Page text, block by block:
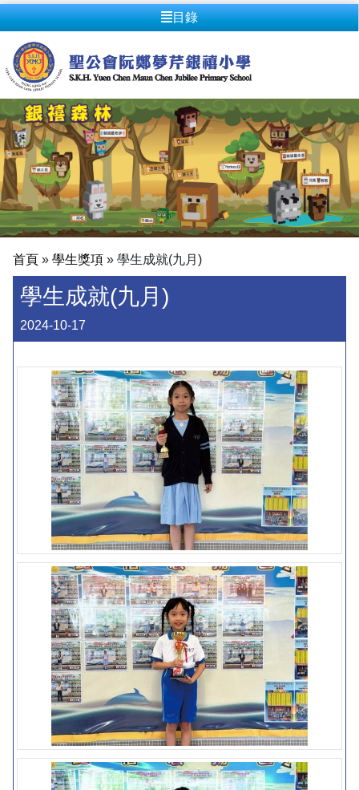
目錄
首頁 » 學生獎項 » 學生成就(九月)
學生成就(九月)
2024-10-17